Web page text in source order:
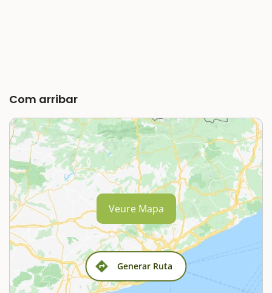
Com arribar
Generar Ruta
Veure Mapa